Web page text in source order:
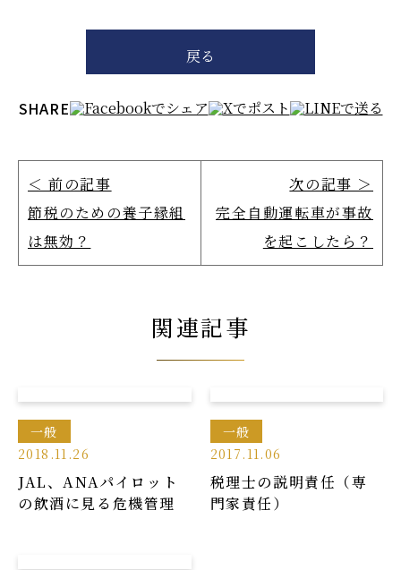
戻る
SHARE
＜ 前の記事
節税のための養子縁組
は無効？
次の記事 ＞
完全自動運転車が事故
を起こしたら？
関連記事
一般
2018.11.26
JAL、ANAパイロット
の飲酒に見る危機管理
一般
2017.11.06
税理士の説明責任（専
門家責任）